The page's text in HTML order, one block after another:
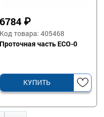
6784 ₽
Код товара: 405468
Проточная часть ECO-0
КУПИТЬ